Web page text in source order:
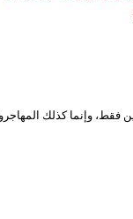
فقط، وإنما كذلك